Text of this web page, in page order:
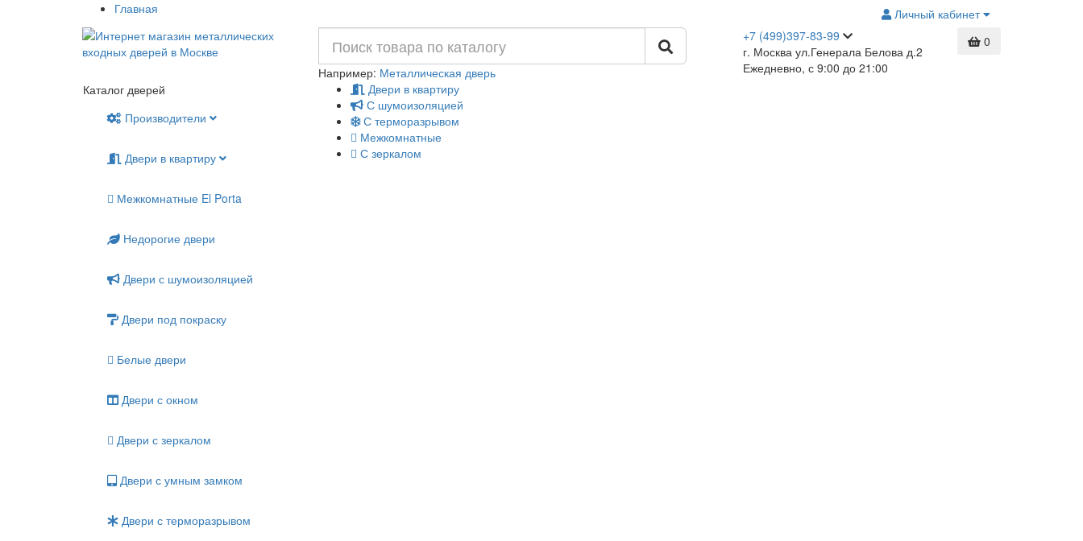
Личный кабинет
Главная
+7 (499)397-83-99
г. Москва ул.Генерала Белова д.2
Ежедневно, с 9:00 до 21:00
0
Например: Металлическая дверь
Двери в квартиру
С шумоизоляцией
С терморазрывом
Межкомнатные
С зеркалом
Каталог дверей
Производители
Двери в квартиру
Межкомнатные El Porta
Недорогие двери
Двери с шумоизоляцией
Двери под покраску
Белые двери
Двери с окном
Двери с зеркалом
Двери с умным замком
Двери с терморазрывом